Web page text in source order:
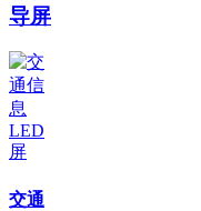
导屏
交通